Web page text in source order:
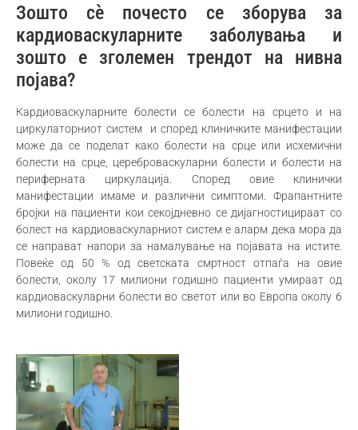
Зошто сè почесто се зборува за
кардиоваскуларните заболувања и
зошто е зголемен трендот на нивна
појава?
Кардиоваскуларните болести се болести на срцето и на
циркулаторниот систем и според клиничките манифестации
може да се поделат како болести на срце или исхемични
болести на срце, цереброваскуларни болести и болести на
периферната циркулација. Според овие клинички
манифестации имаме и различни симптоми. Фрапантните
бројки на пациенти кои секојдневно се дијагностицираат со
болест на кардиоваскуларниот систем е аларм дека мора да
се направат напори за намалување на појавата на истите.
Повеќе од 50 % од светската смртност отпаѓа на овие
болести, околу 17 милиони годишно пациенти умираат од
кардиоваскуларни болести во светот или во Европа околу 6
милиони годишно.